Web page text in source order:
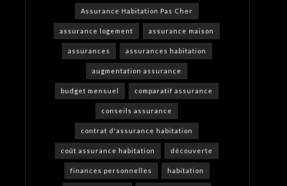
Assurance Habitation Pas Cher
assurance logement assurance maison
assurances assurances habitation
augmentation assurance
budget mensuel comparatif assurance
conseils assurance
contrat d'assurance habitation
coût assurance habitation découverte
finances personnelles habitation